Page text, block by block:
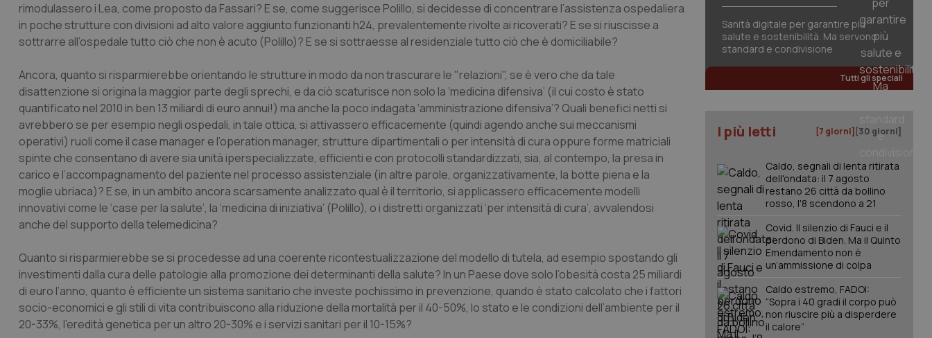
rimodulassero i Lea, come proposto da Fassari? E se, come suggerisce Polillo, si decidesse di concentrare l’assistenza ospedaliera
in poche strutture con divisioni ad alto valore aggiunto funzionanti h24, prevalentemente rivolte ai ricoverati? E se si riuscisse a
sottrarre all’ospedale tutto ciò che non è acuto (Polillo)? E se si sottraesse al residenziale tutto ciò che è domiciliabile?
Ancora, quanto si risparmierebbe orientando le strutture in modo da non trascurare le "relazioni", se è vero che da tale
disattenzione si origina la maggior parte degli sprechi, e da ciò scaturisce non solo la ‘medicina difensiva’ (il cui costo è stato
quantificato nel 2010 in ben 13 miliardi di euro annui!) ma anche la poco indagata ‘amministrazione difensiva’? Quali benefici netti si
avrebbero se per esempio negli ospedali, in tale ottica, si attivassero efficacemente (quindi agendo anche sui meccanismi
operativi) ruoli come il case manager e l’operation manager, strutture dipartimentali o per intensità di cura oppure forme matriciali
spinte che consentano di avere sia unità iperspecializzate, efficienti e con protocolli standardizzati, sia, al contempo, la presa in
carico e l’accompagnamento del paziente nel processo assistenziale (in altre parole, organizzativamente, la botte piena e la
moglie ubriaca)? E se, in un ambito ancora scarsamente analizzato qual è il territorio, si applicassero efficacemente modelli
innovativi come le ‘case per la salute’, la ‘medicina di iniziativa’ (Polillo), o i distretti organizzati ‘per intensità di cura’, avvalendosi
anche del supporto della telemedicina?
Quanto si risparmierebbe se si procedesse ad una coerente ricontestualizzazione del modello di tutela, ad esempio spostando gli
investimenti dalla cura delle patologie alla promozione dei determinanti della salute? In un Paese dove solo l’obesità costa 25 miliardi
di euro l’anno, quanto è efficiente un sistema sanitario che investe pochissimo in prevenzione, quando è stato calcolato che i fattori
socio-economici e gli stili di vita contribuiscono alla riduzione della mortalità per il 40-50%, lo stato e le condizioni dell’ambiente per il
20-33%, l’eredità genetica per un altro 20-30% e i servizi sanitari per il 10-15%?
Sanità digitale per garantire più
salute e sostenibilità. Ma servono
standard e condivisione
Tutti gli speciali
I più letti [7 giorni] [30 giorni]
Caldo, segnali di lenta ritirata
dell'ondata: il 7 agosto
restano 26 città da bollino
rosso, l'8 scendono a 21
Covid. Il silenzio di Fauci e il
perdono di Biden. Ma il Quinto
Emendamento non è
un’ammissione di colpa
Caldo estremo, FADOI:
“Sopra i 40 gradi il corpo può
non riuscire più a disperdere
il calore”